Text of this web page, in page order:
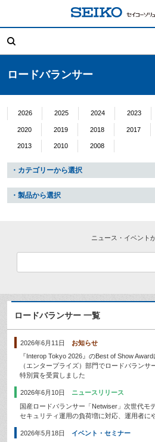
索:
ロードバランサー
2026 2025 2024 2023
2020 2019 2018 2017
2013 2010 2008
・カテゴリーから選択
・製品から選択
ニュース・イベント
ロードバランサー 一覧
2026年6月11日
お知らせ
『Interop Tokyo 2026』のBest of Show
（エンタープライズ）部門でロードバラン
特別賞を受賞しました
2026年6月10日
ニュースリリース
国産ロードバランサー「Netwiser」次世代モ
セキュリティ運用の負荷増に対応、運用者に
2026年5月18日
イベント・セミナー